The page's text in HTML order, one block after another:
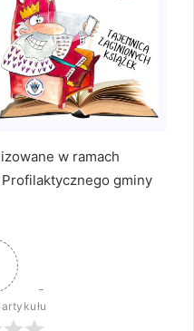
w ramach
gminy